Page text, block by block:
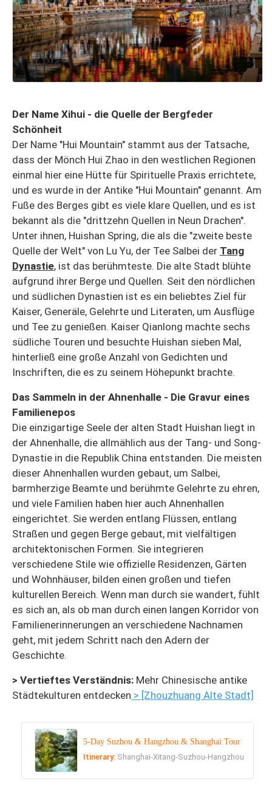
Der Name Xihui - die Quelle der Bergfeder
Schönheit
Der Name "Hui Mountain" stammt aus der Tatsache,
dass der Mönch Hui Zhao in den westlichen Regionen
einmal hier eine Hütte für Spirituelle Praxis errichtete,
und es wurde in der Antike "Hui Mountain" genannt. Am
Fuße des Berges gibt es viele klare Quellen, und es ist
bekannt als die "drittzehn Quellen in Neun Drachen".
Unter ihnen, Huishan Spring, die als die "zweite beste
Quelle der Welt" von Lu Yu, der Tee Salbei der Tang
Dynastie, ist das berühmteste. Die alte Stadt blühte
aufgrund ihrer Berge und Quellen. Seit den nördlichen
und südlichen Dynastien ist es ein beliebtes Ziel für
Kaiser, Generäle, Gelehrte und Literaten, um Ausflüge
und Tee zu genießen. Kaiser Qianlong machte sechs
südliche Touren und besuchte Huishan sieben Mal,
hinterließ eine große Anzahl von Gedichten und
Inschriften, die es zu seinem Höhepunkt brachte.
Das Sammeln in der Ahnenhalle - Die Gravur eines
Familienepos
Die einzigartige Seele der alten Stadt Huishan liegt in
der Ahnenhalle, die allmählich aus der Tang- und Song-
Dynastie in die Republik China entstanden. Die meisten
dieser Ahnenhallen wurden gebaut, um Salbei,
barmherzige Beamte und berühmte Gelehrte zu ehren,
und viele Familien haben hier auch Ahnenhallen
eingerichtet. Sie werden entlang Flüssen, entlang
Straßen und gegen Berge gebaut, mit vielfältigen
architektonischen Formen. Sie integrieren
verschiedene Stile wie offizielle Residenzen, Gärten
und Wohnhäuser, bilden einen großen und tiefen
kulturellen Bereich. Wenn man durch sie wandert, fühlt
es sich an, als ob man durch einen langen Korridor von
Familienerinnerungen an verschiedene Nachnamen
geht, mit jedem Schritt nach den Adern der
Geschichte.
> Vertieftes Verständnis: Mehr Chinesische antike
Städtekulturen entdecken > [Zhouzhuang Alte Stadt]
5-Day Suzhou & Hangzhou & Shanghai Tour
Itinerary: Shanghai-Xitang-Suzhou-Hangzhou